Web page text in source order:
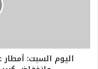
اليوم السبت: